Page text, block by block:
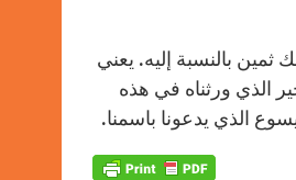
بالنسبة إليه. يعني
الذي ورثناه في هذه
الذي يدعونا باسمنا.